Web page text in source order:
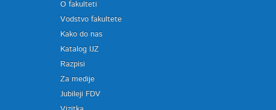
O fakulteti
Vodstvo fakultete
Kako do nas
Katalog IJZ
Razpisi
Za medije
Jubileji FDV